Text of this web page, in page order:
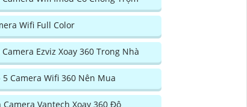
Wifi Full Color
Camera Ezviz Xoay 360 Trong Nhà
5 Camera Wifi 360 Nên Mua
Camera Vantech Xoay 360 Độ